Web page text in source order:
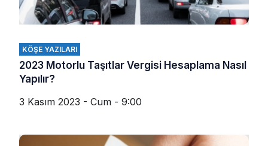
KÖŞE YAZILARI
2023 Motorlu Taşıtlar Vergisi Hesaplama Nasıl
Yapılır?
3 Kasım 2023 - Cum - 9:00